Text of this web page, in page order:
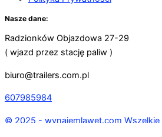
Nasze dane:
Radzionków Objazdowa 27-29
( wjazd przez stację paliw )
biuro@trailers.com.pl
607985984
© 2025 - wynajemlawet.com Wszelkie